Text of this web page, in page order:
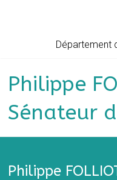
Département
Philippe
Sénateur
Philippe